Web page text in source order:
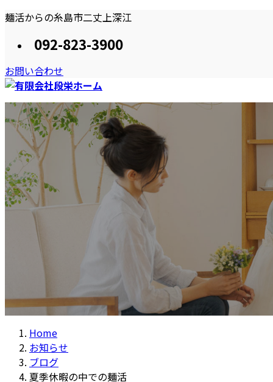
コ
ツ
へ
ス
キ
ナ
シ
ョ
ン
に
麺活からの糸島市二丈上深江
092-823-3900
お問い合わせ
HOME段栄ホームのプラン 施工事例 おススメしたい住
Home
お知らせ
ブログ
夏季休暇の中での麺活